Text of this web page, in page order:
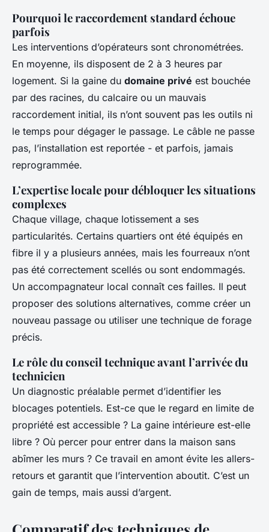
Pourquoi le raccordement standard échoue
parfois
Les interventions d’opérateurs sont chronométrées.
En moyenne, ils disposent de 2 à 3 heures par
logement. Si la gaine du domaine privé est bouchée
par des racines, du calcaire ou un mauvais
raccordement initial, ils n’ont souvent pas les outils ni
le temps pour dégager le passage. Le câble ne passe
pas, l’installation est reportée - et parfois, jamais
reprogrammée.
L’expertise locale pour débloquer les situations
complexes
Chaque village, chaque lotissement a ses
particularités. Certains quartiers ont été équipés en
fibre il y a plusieurs années, mais les fourreaux n’ont
pas été correctement scellés ou sont endommagés.
Un accompagnateur local connaît ces failles. Il peut
proposer des solutions alternatives, comme créer un
nouveau passage ou utiliser une technique de forage
précis.
Le rôle du conseil technique avant l’arrivée du
technicien
Un diagnostic préalable permet d’identifier les
blocages potentiels. Est-ce que le regard en limite de
propriété est accessible ? La gaine intérieure est-elle
libre ? Où percer pour entrer dans la maison sans
abîmer les murs ? Ce travail en amont évite les allers-
retours et garantit que l’intervention aboutit. C’est un
gain de temps, mais aussi d’argent.